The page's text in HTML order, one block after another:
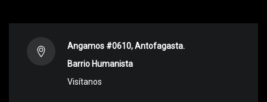
Angamos #0610, Antofagasta.
Barrio Humanista
Visítanos